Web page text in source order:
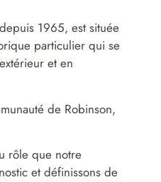
1965, est située
particulier qui se
et en
de Robinson,
rôle que notre
et définissons de